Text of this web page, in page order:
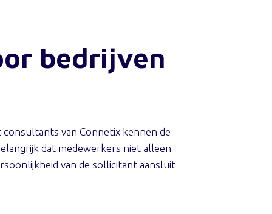
bedrijven
van Connetix kennen de
dat medewerkers niet alleen
van de sollicitant aansluit